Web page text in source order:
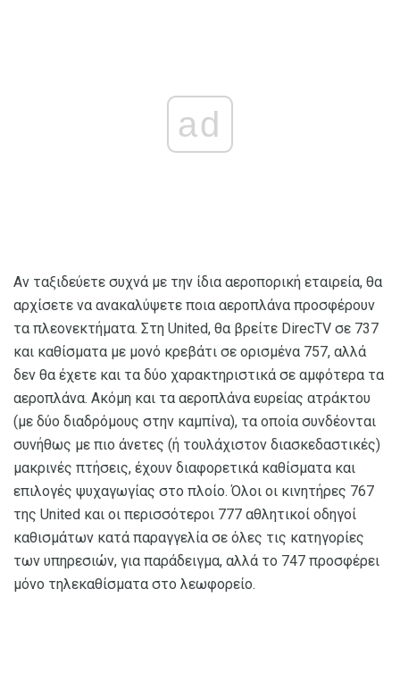
ad
Αν ταξιδεύετε συχνά με την ίδια αεροπορική εταιρεία, θα
αρχίσετε να ανακαλύψετε ποια αεροπλάνα προσφέρουν
τα πλεονεκτήματα. Στη United, θα βρείτε DirecTV σε 737
και καθίσματα με μονό κρεβάτι σε ορισμένα 757, αλλά
δεν θα έχετε και τα δύο χαρακτηριστικά σε αμφότερα τα
αεροπλάνα. Ακόμη και τα αεροπλάνα ευρείας ατράκτου
(με δύο διαδρόμους στην καμπίνα), τα οποία συνδέονται
συνήθως με πιο άνετες (ή τουλάχιστον διασκεδαστικές)
μακρινές πτήσεις, έχουν διαφορετικά καθίσματα και
επιλογές ψυχαγωγίας στο πλοίο. Όλοι οι κινητήρες 767
της United και οι περισσότεροι 777 αθλητικοί οδηγοί
καθισμάτων κατά παραγγελία σε όλες τις κατηγορίες
των υπηρεσιών, για παράδειγμα, αλλά το 747 προσφέρει
μόνο τηλεκαθίσματα στο λεωφορείο.